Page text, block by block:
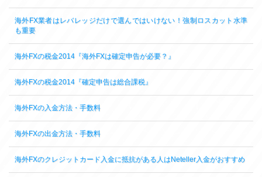
海外FX業者はレバレッジだけで選んではいけない！強制ロスカット水準
も重要
海外FXの税金2014『海外FXは確定申告が必要？』
海外FXの税金2014『確定申告は総合課税』
海外FXの入金方法・手数料
海外FXの出金方法・手数料
海外FXのクレジットカード入金に抵抗がある人はNeteller入金がおすすめ